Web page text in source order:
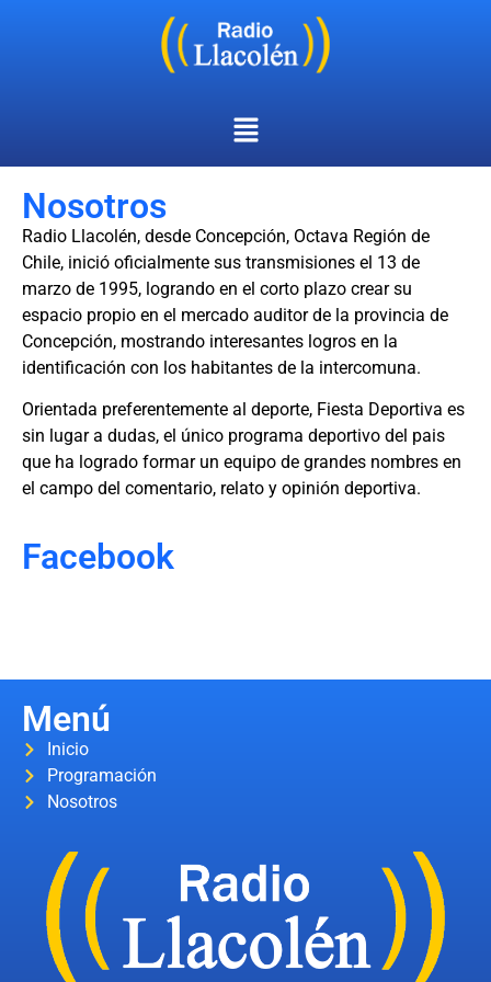
Nosotros
Radio Llacolén, desde Concepción, Octava Región de
Chile, inició oficialmente sus transmisiones el 13 de
marzo de 1995, logrando en el corto plazo crear su
espacio propio en el mercado auditor de la provincia de
Concepción, mostrando interesantes logros en la
identificación con los habitantes de la intercomuna.
Orientada preferentemente al deporte, Fiesta Deportiva es
sin lugar a dudas, el único programa deportivo del pais
que ha logrado formar un equipo de grandes nombres en
el campo del comentario, relato y opinión deportiva.
Facebook
Menú
Inicio
Programación
Nosotros